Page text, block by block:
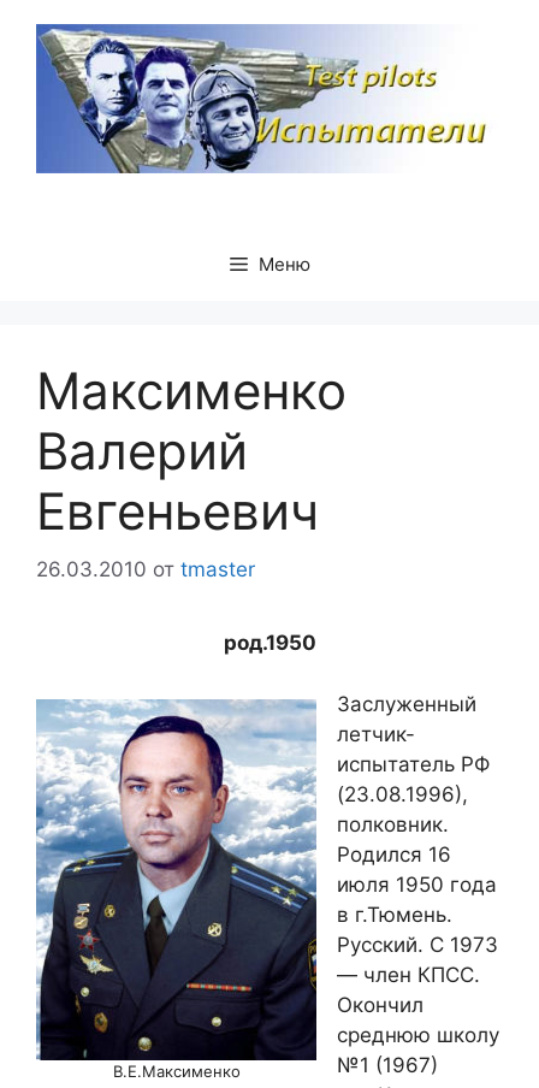
содержимому
Меню
Максименко
Валерий
Евгеньевич
26.03.2010 от tmaster
род.1950
В.Е.Максименко
Заслуженный
летчик-
испытатель РФ
(23.08.1996),
полковник.
Родился 16
июля 1950 года
в г.Тюмень.
Русский. С 1973
— член КПСС.
Окончил
среднюю школу
№1 (1967)